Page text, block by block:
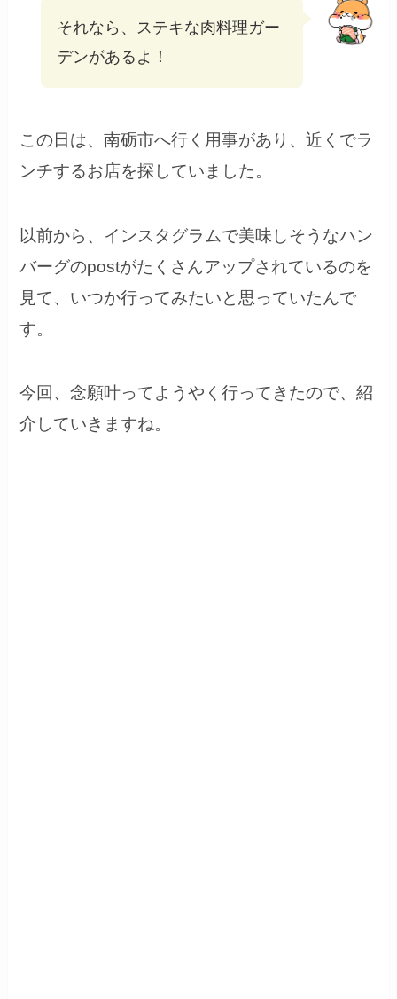
それなら、ステキな肉料理ガー
デンがあるよ！
この日は、南砺市へ行く用事があり、近くでラ
ンチするお店を探していました。
以前から、インスタグラムで美味しそうなハン
バーグのpostがたくさんアップされているのを
見て、いつか行ってみたいと思っていたんで
す。
今回、念願叶ってようやく行ってきたので、紹
介していきますね。